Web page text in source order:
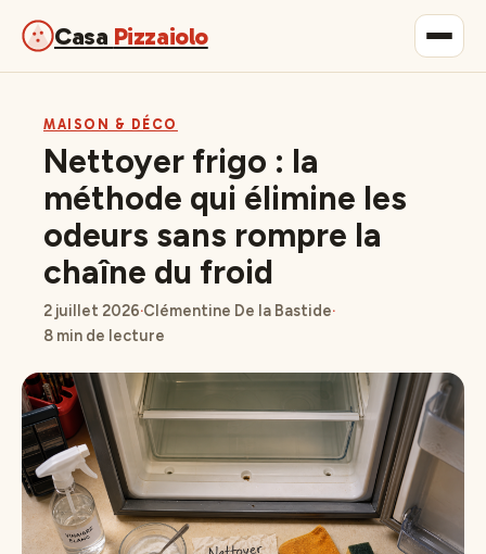
Casa Pizzaiolo
Maison & Déco
Lifestyle
MAISON & DÉCO
Nettoyer frigo : la
méthode qui élimine les
odeurs sans rompre la
chaîne du froid
2 juillet 2026·Clémentine De la Bastide·
8 min de lecture